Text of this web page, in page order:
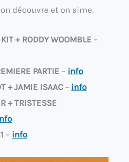
découvre et on aime.
+ RODDY WOOMBLE –
PARTIE – info
+ JAMIE ISAAC – info
+ TRISTESSE
– info